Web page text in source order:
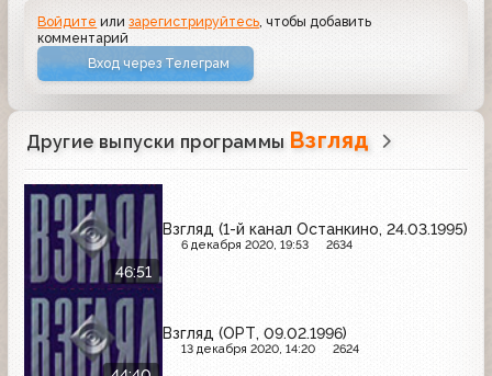
Войдите илизарегистрируйтесь , чтобы добавить
комментарий
Вход через Телеграм
Другие выпуски программы Взгляд
46:51
Взгляд (1-й канал Останкино, 24.03.1995)
6 декабря 2020, 19:53 2634
Взгляд (ОРТ, 09.02.1996)
13 декабря 2020, 14:20 2624